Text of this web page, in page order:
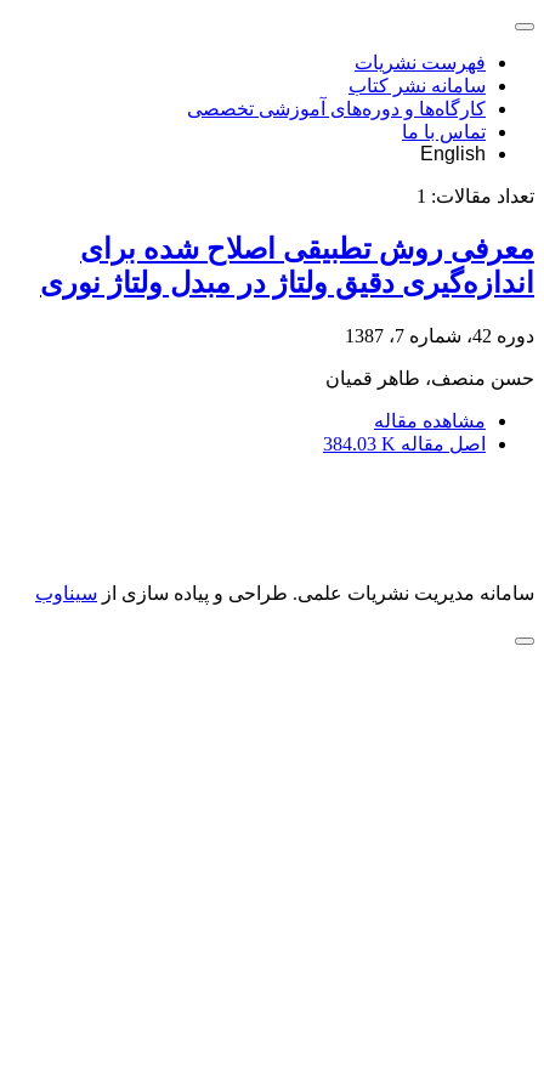
فهرست نشریات
سامانه نشر کتاب
کارگاه‌ها و دوره‌های آموزشی تخصصی
تماس با ما
English
تعداد مقالات: 1
معرفی روش تطبیقی اصلاح شده برای
اندازه‌گیری دقیق ولتاژ در مبدل ولتاژ نوری
دوره 42، شماره 7، 1387
حسن منصف، طاهر قمیان
مشاهده مقاله
اصل مقاله 384.03 K
سامانه مدیریت نشریات علمی. طراحی و پیاده سازی از سیناوب